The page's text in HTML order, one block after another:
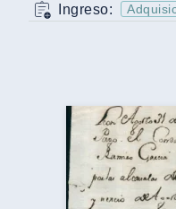
Ingreso: